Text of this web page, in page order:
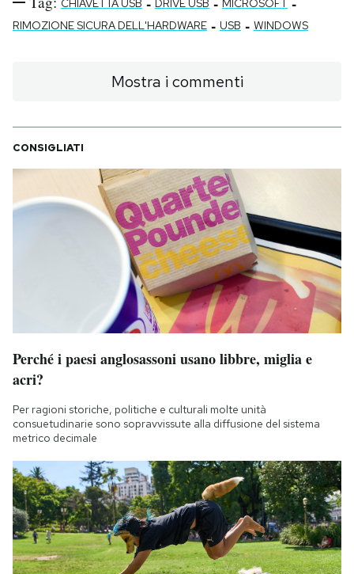
CHIAVETTA USB DRIVE USB MICROSOFT
RIMOZIONE SICURA DELL'HARDWARE - USB - WINDOWS
Mostra i commenti
CONSIGLIATI
Perché i paesi anglosassoni usano libbre, miglia e
acri?
Per ragioni storiche, politiche e culturali molte unità
consuetudinarie sono sopravvissute alla diffusione del sistema
metrico decimale